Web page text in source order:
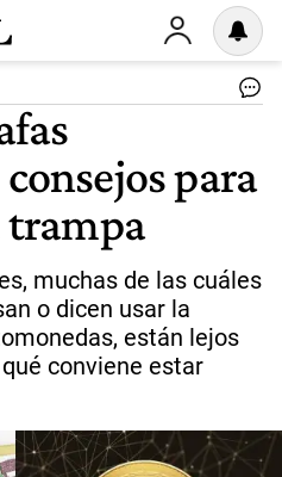
para
trampa
muchas de las cuáles
o dicen usar la
están lejos
conviene estar